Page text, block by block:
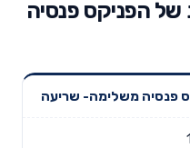
של הפניקס פנסיה
תשואה
דמי ניהול
פנסיה משלימה- שריעה